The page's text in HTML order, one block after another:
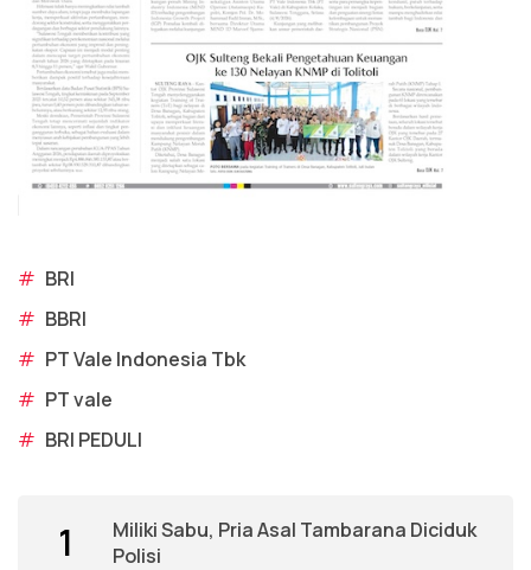
# BRI
# BBRI
# PT Vale Indonesia Tbk
# PT vale
# BRI PEDULI
1
Miliki Sabu, Pria Asal Tambarana Diciduk
Polisi